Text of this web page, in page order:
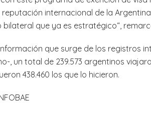
internacional de la
bilateral que ya es estratégico“,
que surge de los registros
, un total de 239.573 argentinos
438.460 los que lo hicieron.